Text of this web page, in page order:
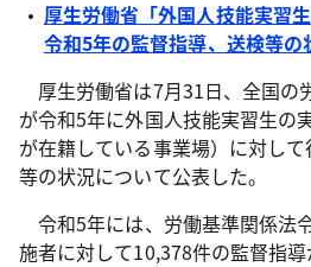
厚生労働省「外国人技能実習
令和5年の監督指導、送検等の
厚生労働省は7月31日、全国の
が令和5年に外国人技能実習生の
が在籍している事業場）に対し
等の状況について公表した。
令和5年には、労働基準関係法
施者に対して10,378件の監督指